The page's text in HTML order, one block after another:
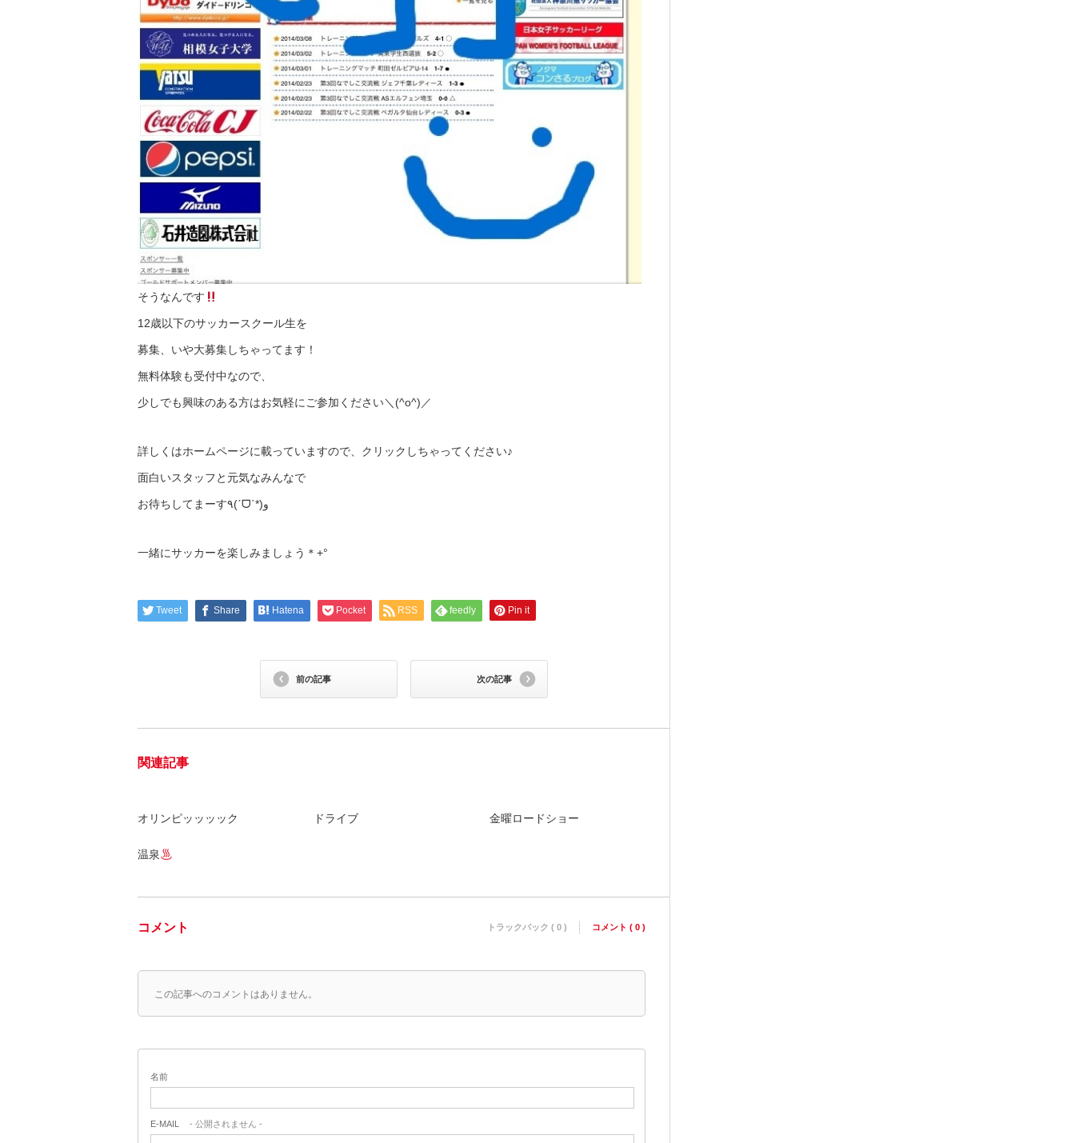
そうなんです
12歳以下のサッカースクール生を
募集、いや大募集しちゃってます！
無料体験も受付中なので、
少しでも興味のある方はお気軽にご参加ください＼(^o^)／
詳しくはホームページに載っていますので、クリックしちゃってください♪
面白いスタッフと元気なみんなで
お待ちしてまーす٩(ˊᗜˋ*)و
一緒にサッカーを楽しみましょう＊+°
Tweet Share Hatena Pocket RSS feedly Pin it
前の記事 次の記事
関連記事
オリンピッッッック ドライブ 金曜ロードショー
温泉
コメント トラックバック ( 0 ) コメント ( 0 )
この記事へのコメントはありません。
名前
E-MAIL - 公開されません -